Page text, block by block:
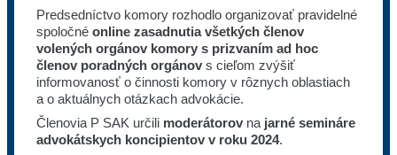
Predsedníctvo komory rozhodlo organizovať pravidelné
spoločné online zasadnutia všetkých členov
volených orgánov komory s prizvaním ad hoc
členov poradných orgánov s cieľom zvýšiť
informovanosť o činnosti komory v rôznych oblastiach
a o aktuálnych otázkach advokácie.
Členovia P SAK určili moderátorov na jarné semináre
advokátskych koncipientov v roku 2024.